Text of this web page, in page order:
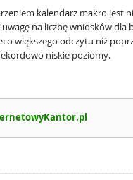
kalendarz makro jest
na liczbę wniosków dla
większego odczytu niż
niskie poziomy.